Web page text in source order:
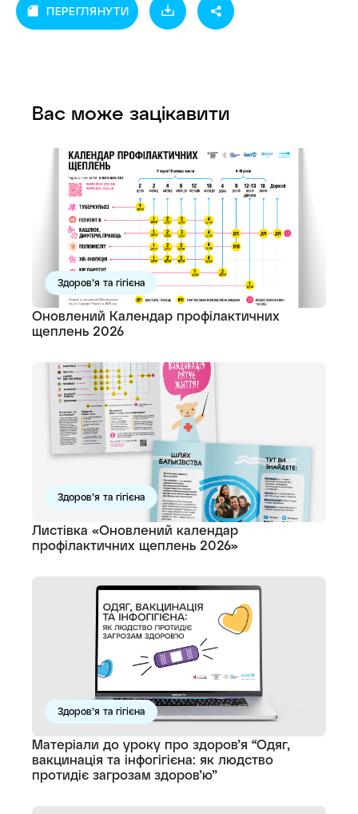
ПЕРЕГЛЯНУТИ
Вас може зацікавити
Здоров’я та гігієна
Оновлений Календар профілактичних
щеплень 2026
Здоров’я та гігієна
Листівка «Оновлений календар
профілактичних щеплень 2026»
Здоров’я та гігієна
Матеріали до уроку про здоров’я “Одяг,
вакцинація та інфогігієна: як людство
протидіє загрозам здоров’ю”